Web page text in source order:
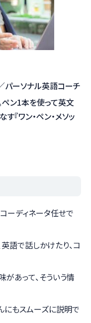
パーソナル英語コーチ
ン1本を使って英文
『ワン・ペン・メソッ
ーディネータ任せで
語で話しかけたり、コ
あって、そういう情
にもスムーズに説明で